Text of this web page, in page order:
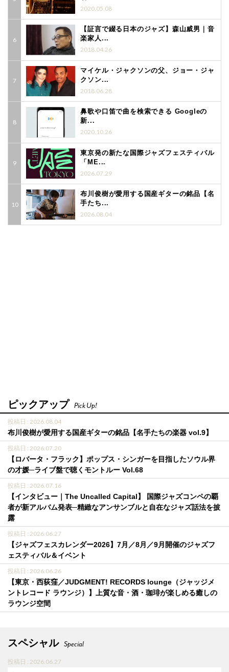
2020.05.08
【証言で綴る日本のジャズ】森山威男｜音
楽家人...
2018.04.26
マイケル・ジャクソンの父、ジョー・ジャ
クソン...
2018.06.28
鼻歌や口笛で曲を検索できる Googleの
新...
2020.10.26
東京発の新たな国際ジャズフェスティバル
「ME...
2026.07.29
布川俊樹が愛用する国産ギターの銘品【名
手たち...
2026.08.04
ピックアップ Pick Up!
投稿日 : 2026.08.04
布川俊樹が愛用する国産ギターの銘品【名手たちの楽器 vol.9】
投稿日 : 2026.07.20
【ロバータ・フラック】ポップス・シンガーを目指したソウル界
の才媛─ライブ盤で聴くモントルー Vol.68
投稿日 : 2026.07.16
【インタビュー｜The Uncalled Capital】 国際ジャズコンペの覇
者が新アルバム発表─精緻なアンサンブルと自在なジャズ話法を披
露
投稿日 : 2026.06.27
【ジャズフェスカレンダー2026】7月／8月／9月開催のジャズフ
ェスティバル＆イベント
投稿日 : 2026.06.26
【東京・西荻窪／JUDGMENT! RECORDS lounge（ジャッジメ
ントレコード ラウンジ）】上質な音・酒・珈琲が楽しめる癒しの
ラウンジ空間
スペシャル Special
投稿日 : 2026.06.27